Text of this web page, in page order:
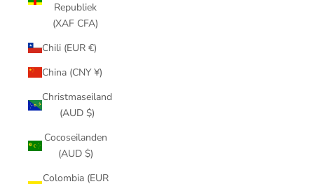
Republiek
(XAF CFA)
Chili (EUR €)
China (CNY ¥)
Christmaseiland
(AUD $)
Cocoseilanden
(AUD $)
Colombia (EUR